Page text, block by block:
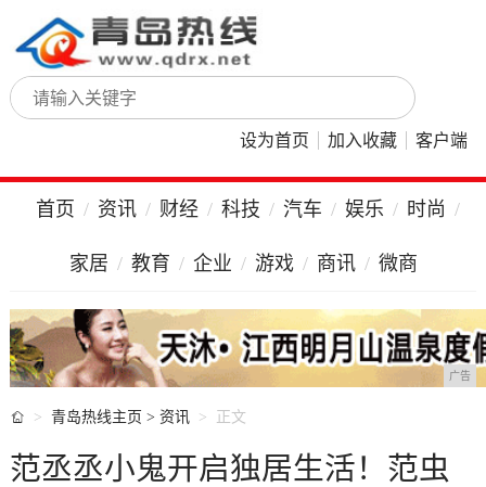
设为首页 加入收藏 客户端
首页 资讯 财经 科技 汽车 娱乐 时尚
家居 教育 企业 游戏 商讯 微商
广告
 青岛热线主页 > 资讯 正文
范丞丞小鬼开启独居生活！范虫